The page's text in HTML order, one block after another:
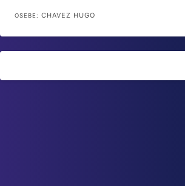
OSEBE: CHAVEZ HUGO